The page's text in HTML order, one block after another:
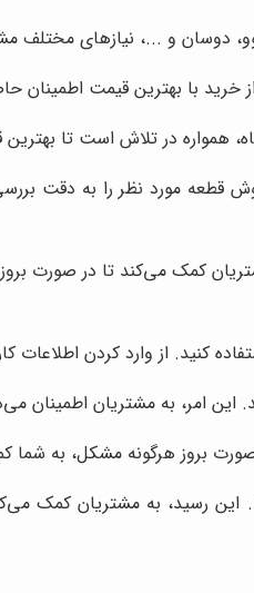
ولوو، دوسان و ...، نیازهای
خرید با بهترین قیمت اطمینان
همواره در تلاش است تا
قطعه مورد نظر را به دقت
کمک می‌کند تا در صورت
کنید. از وارد کردن
امر، به مشتریان اطمینان
بروز هرگونه مشکل، به شما
این رسید، به مشتریان کمک